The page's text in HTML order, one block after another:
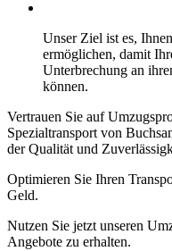
Unser Ziel ist es,
ermöglichen, damit
Unterbrechung an
können.
Vertrauen Sie auf
Spezialtransport von
der Qualität und
Optimieren Sie Ihren
Geld.
Nutzen Sie jetzt unseren
Angebote zu erhalten.